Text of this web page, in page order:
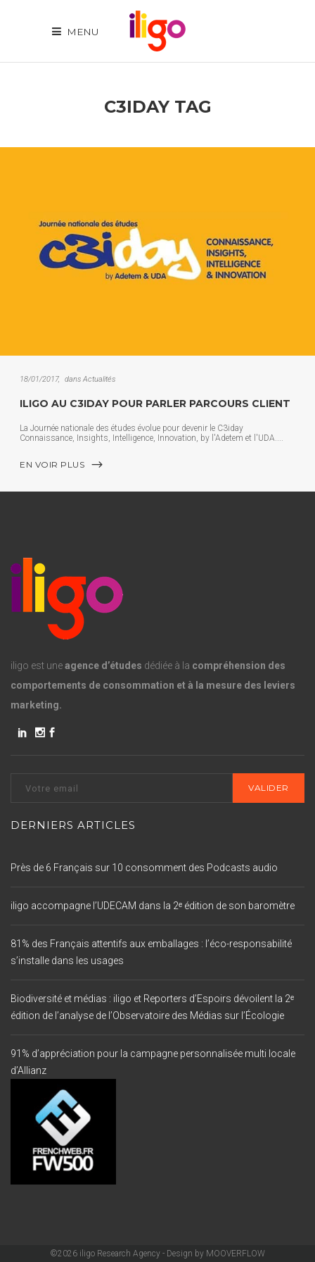
MENU
C3IDAY TAG
18/01/2017 dans Actualités
ILIGO AU C3IDAY POUR PARLER PARCOURS CLIENT
La Journée nationale des études évolue pour devenir le C3iday
Connaissance, Insights, Intelligence, Innovation, by l'Adetem et l'UDA.
EN VOIR PLUS
iligo est uneagence d’études dédiée à la compréhension des
comportements de consommation et à la mesure des leviers
marketing.
DERNIERS ARTICLES
Près de 6 Français sur 10 consomment des Podcasts audio
iligo accompagne l’UDECAM dans la 2ᵉ édition de son baromètre
81% des Français attentifs aux emballages : l’éco-responsabilité
s’installe dans les usages
Biodiversité et médias : iligo et Reporters d’Espoirs dévoilent la 2ᵉ
édition de l’analyse de l’Observatoire des Médias sur l’Écologie
91% d’appréciation pour la campagne personnalisée multi locale
d’Allianz
©2026 iligo Research Agency - Design by MOOVERFLOW